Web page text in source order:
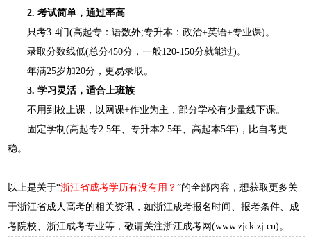
2. 考试简单，通过率高
只考3-4门(高起专：语数外;专升本：政治+英语+专业课)。
录取分数线低(总分450分，一般120-150分就能过)。
年满25岁加20分，更易录取。
3. 学习灵活，适合上班族
不用到校上课，以网课+作业为主，部分学校有少量线下课。
固定学制(高起专2.5年、专升本2.5年、高起本5年)，比自考更
稳。
以上是关于“浙江省成考学历有没有用？ ”的全部内容，想获取更多关
于浙江省成人高考的相关资讯，如浙江成考报名时间、报考条件、成
考院校、浙江成考专业等，敬请关注浙江成考网(www.zjck.zj.cn)。